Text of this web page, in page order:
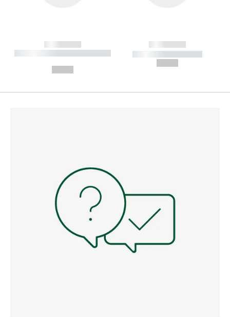
------------
----------- ----------- --------
------------
----------- -----------